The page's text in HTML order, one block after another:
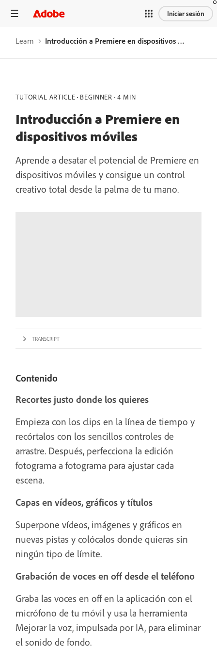
Iniciar sesión
Learn Introducción a Premiere en dispositivos móviles
TUTORIAL ARTICLE BEGINNER 4 MIN
Introducción a Premiere en
dispositivos móviles
Aprende a desatar el potencial de Premiere en
dispositivos móviles y consigue un control
creativo total desde la palma de tu mano.
TRANSCRIPT
Contenido
Recortes justo donde los quieres
Empieza con los clips en la línea de tiempo y
recórtalos con los sencillos controles de
arrastre. Después, perfecciona la edición
fotograma a fotograma para ajustar cada
escena.
Capas en vídeos, gráficos y títulos
Superpone vídeos, imágenes y gráficos en
nuevas pistas y colócalos donde quieras sin
ningún tipo de límite.
Grabación de voces en off desde el teléfono
Graba las voces en off en la aplicación con el
micrófono de tu móvil y usa la herramienta
Mejorar la voz, impulsada por IA, para eliminar
el sonido de fondo.